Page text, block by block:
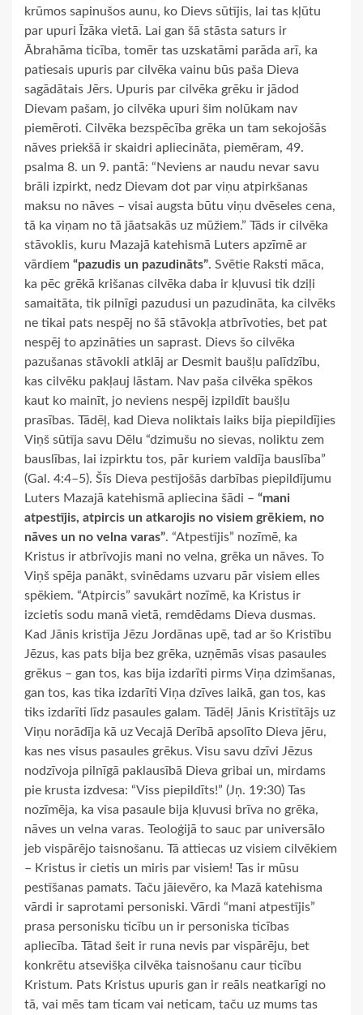
krūmos sapinušos aunu, ko Dievs sūtījis, lai tas kļūtu
par upuri Īzāka vietā. Lai gan šā stāsta saturs ir
Ābrahāma ticība, tomēr tas uzskatāmi parāda arī, ka
patiesais upuris par cilvēka vainu būs paša Dieva
sagādātais Jērs. Upuris par cilvēka grēku ir jādod
Dievam pašam, jo cilvēka upuri šim nolūkam nav
piemēroti. Cilvēka bezspēcība grēka un tam sekojošās
nāves priekšā ir skaidri apliecināta, piemēram, 49.
psalma 8. un 9. pantā: “Neviens ar naudu nevar savu
brāli izpirkt, nedz Dievam dot par viņu atpirkšanas
maksu no nāves – visai augsta būtu viņu dvēseles cena,
tā ka viņam no tā jāatsakās uz mūžiem.” Tāds ir cilvēka
stāvoklis, kuru Mazajā katehismā Luters apzīmē ar
vārdiem “pazudis un pazudināts”. Svētie Raksti māca,
ka pēc grēkā krišanas cilvēka daba ir kļuvusi tik dziļi
samaitāta, tik pilnīgi pazudusi un pazudināta, ka cilvēks
ne tikai pats nespēj no šā stāvokļa atbrīvoties, bet pat
nespēj to apzināties un saprast. Dievs šo cilvēka
pazušanas stāvokli atklāj ar Desmit baušļu palīdzību,
kas cilvēku pakļauj lāstam. Nav paša cilvēka spēkos
kaut ko mainīt, jo neviens nespēj izpildīt baušļu
prasības. Tādēļ, kad Dieva noliktais laiks bija piepildījies
Viņš sūtīja savu Dēlu “dzimušu no sievas, noliktu zem
bauslības, lai izpirktu tos, pār kuriem valdīja bauslība”
(Gal. 4:4–5). Šīs Dieva pestījošās darbības piepildījumu
Luters Mazajā katehismā apliecina šādi – “mani
atpestījis, atpircis un atkarojis no visiem grēkiem, no
nāves un no velna varas”. “Atpestījis” nozīmē, ka
Kristus ir atbrīvojis mani no velna, grēka un nāves. To
Viņš spēja panākt, svinēdams uzvaru pār visiem elles
spēkiem. “Atpircis” savukārt nozīmē, ka Kristus ir
izcietis sodu manā vietā, remdēdams Dieva dusmas.
Kad Jānis kristīja Jēzu Jordānas upē, tad ar šo Kristību
Jēzus, kas pats bija bez grēka, uzņēmās visas pasaules
grēkus – gan tos, kas bija izdarīti pirms Viņa dzimšanas,
gan tos, kas tika izdarīti Viņa dzīves laikā, gan tos, kas
tiks izdarīti līdz pasaules galam. Tādēļ Jānis Kristītājs uz
Viņu norādīja kā uz Vecajā Derībā apsolīto Dieva jēru,
kas nes visus pasaules grēkus. Visu savu dzīvi Jēzus
nodzīvoja pilnīgā paklausībā Dieva gribai un, mirdams
pie krusta izdvesa: “Viss piepildīts!” (Jņ. 19:30) Tas
nozīmēja, ka visa pasaule bija kļuvusi brīva no grēka,
nāves un velna varas. Teoloģijā to sauc par universālo
jeb vispārējo taisnošanu. Tā attiecas uz visiem cilvēkiem
– Kristus ir cietis un miris par visiem! Tas ir mūsu
pestīšanas pamats. Taču jāievēro, ka Mazā katehisma
vārdi ir saprotami personiski. Vārdi “mani atpestījis”
prasa personisku ticību un ir personiska ticības
apliecība. Tātad šeit ir runa nevis par vispārēju, bet
konkrētu atsevišķa cilvēka taisnošanu caur ticību
Kristum. Pats Kristus upuris gan ir reāls neatkarīgi no
tā, vai mēs tam ticam vai neticam, taču uz mums tas